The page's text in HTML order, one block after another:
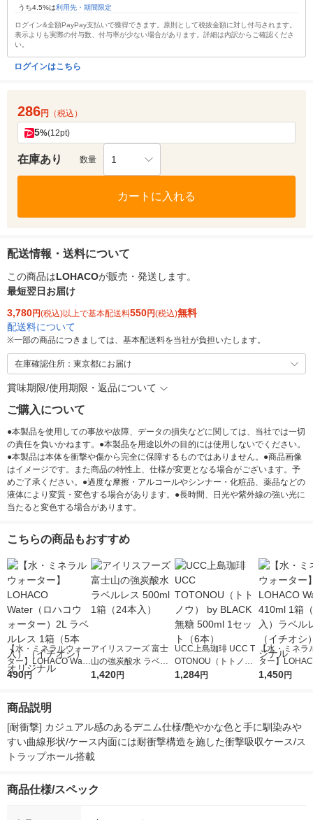
うち4.5%は利用先・期間限定
ログイン&全額PayPay支払いで獲得できます。原則として税抜金額に対し付与されます。
表示よりも実際の付与数、付与率が少ない場合があります。詳細は内訳からご確認くださ
い。
ログインはこちら
286円 （税込）
5%(12pt)
在庫あり 数量 1
カートに入れる
配送情報・送料について
この商品はLOHACOが販売・発送します。
最短翌日お届け
3,780円(税込)以上で基本配送料550円(税込)無料
配送料について
※一部の商品につきましては、基本配送料を当社が負担いたします。
在庫確認住所：東京都にお届け
賞味期限/使用期限・返品について
ご購入について
●本製品を使用しての事故や故障、データの損失などに関しては、当社では一切
の責任を負いかねます。●本製品を用途以外の目的には使用しないでください。
●本製品は本体を衝撃や傷から完全に保障するものではありません。●商品画像
はイメージです。また商品の特性上、仕様が変更となる場合がございます。予
めご了承ください。●過度な摩擦・アルコールやシンナー・化粧品、薬品などの
液体により変質・変色する場合があります。●長時間、日光や紫外線の強い光に
当たると変色する場合があります。
こちらの商品もおすすめ
【水・ミネラルウォー
ター】LOHACO Wate
r（ロハコウォータ
シ） オリジナル
490円
アイリスフーズ 富士
山の強炭酸水 ラベル
レス 500ml 1箱（24
1,420円
UCC上島珈琲 UCC T
OTONOU（トトノ
ウ） by BLACK無糖 5
1,284円
【水・ミネラ
ター】
r 410ml 1箱（
1,450円
商品説明
[耐衝撃] カジュアル感のあるデニム仕様/艶やかな色と手に馴染みや
すい曲線形状/ケース内面には耐衝撃構造を施した衝撃吸収ケース/ス
トラップホール搭載
商品仕様/スペック